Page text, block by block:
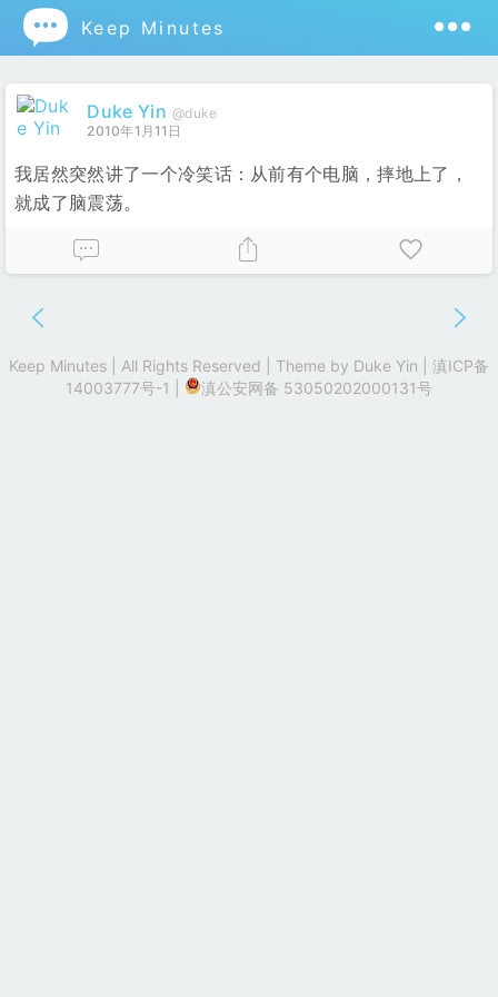
 Keep Minutes
Duke Yin @duke
2010年1月11日
我居然突然讲了一个冷笑话：从前有个电脑，摔地上了，
就成了脑震荡。
Keep Minutes | All Rights Reserved | Theme by Duke Yin
滇ICP备
14003777号-1
滇公安网备 53050202000131号